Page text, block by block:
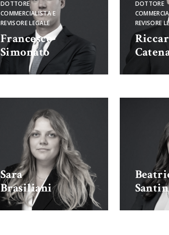
DOTTORE
COMMERCIALISTA E
REVISORE LEGALE
Francesco
Simonato
DOTTORE
REVISORE
Sara
Brasiliani